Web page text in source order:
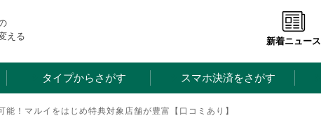
の
える
新着ニュース
タイプからさがす スマホ決済をさがす
！マルイをはじめ特典対象店舗が豊富【口コミあり】